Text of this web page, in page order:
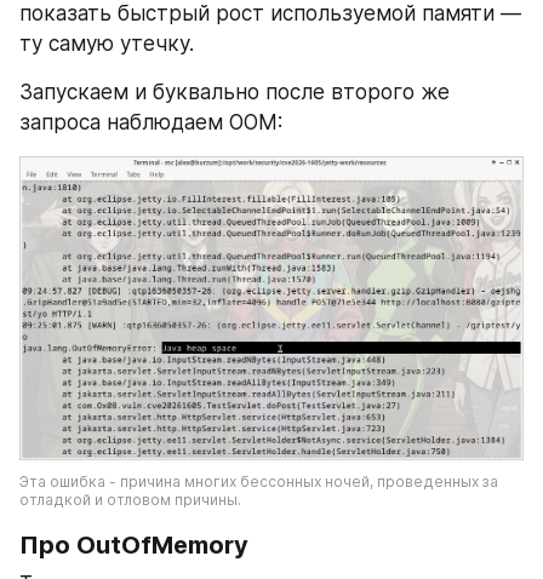
показать быстрый рост используемой памяти —
ту самую утечку.
Запускаем и буквально после второго же
запроса наблюдаем OOM:
Эта ошибка - причина многих бессонных ночей, проведенных за
отладкой и отловом причины.
Про OutOfMemory